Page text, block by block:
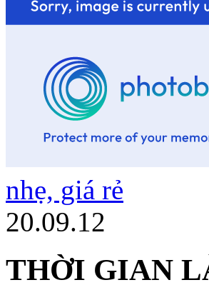
nhẹ, giá rẻ
20.09.12
THỜI GIAN